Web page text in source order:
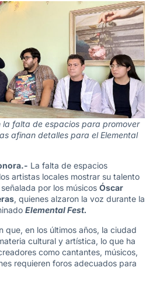
la falta de espacios para promover
afinan detalles para el Elemental
La falta de espacios
artistas locales mostrar su talento
por los músicos Óscar
, quienes alzaron la voz durante la
Elemental Fest.
que, en los últimos años, la ciudad
cultural y artística, lo que ha
como cantantes, músicos,
requieren foros adecuados para